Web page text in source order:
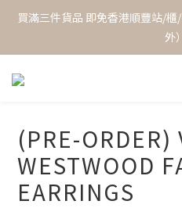
買滿三件貨品 即免香港順豐站/
外）
(PRE-ORDER)
WESTWOOD
EARRINGS